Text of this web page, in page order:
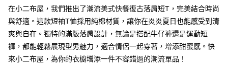
全家付款取貨
每筆NT$60，滿NT$1,000(含以上)免運費
付款後全家取貨
在小二布屋，我們推出了潮流美式快餐復古落肩短T，完美結合時尚
與舒適。這款短袖T恤採用純棉材質，讓你在炎炎夏日也能感受到清
爽與自在。獨特的滿版落肩設計，無論是搭配牛仔褲還是運動短
褲，都能輕鬆展現型男魅力，適合情侶一起穿著，增添甜蜜感。快
來小二布屋，為你的衣櫥增添一件不容錯過的潮流單品！